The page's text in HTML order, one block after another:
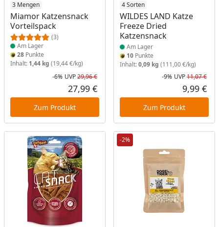
3 Mengen
Miamor Katzensnack
Vorteilspack
(3)
Produkt am Lager
Am Lager
28 Punkte
Inhalt: 1,44 kg (19,44 €/kg)
Rabatt in Prozent
-6%
Ursprünglicher Preis
UVP29,96 €
Aktueller Preis
27,99 €
Zum Produkt
4 Sorten
WILDES LAND Katze
Freeze Dried
Katzensnack
Produkt am Lager
Am Lager
10Punkte
Inhalt:0,09 kg (111,00 €/kg)
-9% UVP11,07 €
9,99 €
Zum Produkt
-2%